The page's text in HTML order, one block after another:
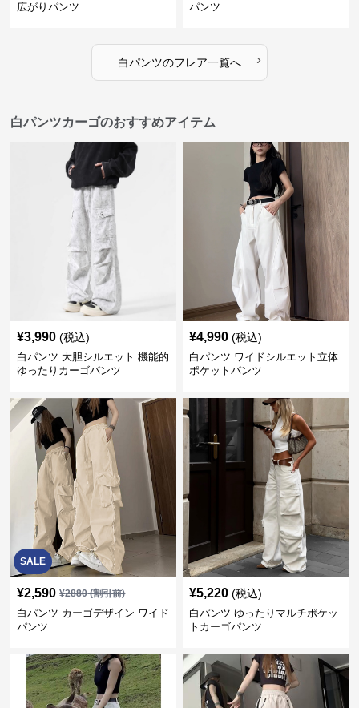
広がりパンツ
パンツ
白パンツのフレア一覧へ ›
白パンツカーゴのおすすめアイテム
¥3,990 (税込)
白パンツ 大胆シルエット 機能的
ゆったりカーゴパンツ
¥4,990 (税込)
白パンツ ワイドシルエット立体
ポケットパンツ
SALE
¥2,590 ¥2880(割引前)
白パンツ カーゴデザイン ワイド
パンツ
¥5,220 (税込)
白パンツ ゆったりマルチポケッ
トカーゴパンツ